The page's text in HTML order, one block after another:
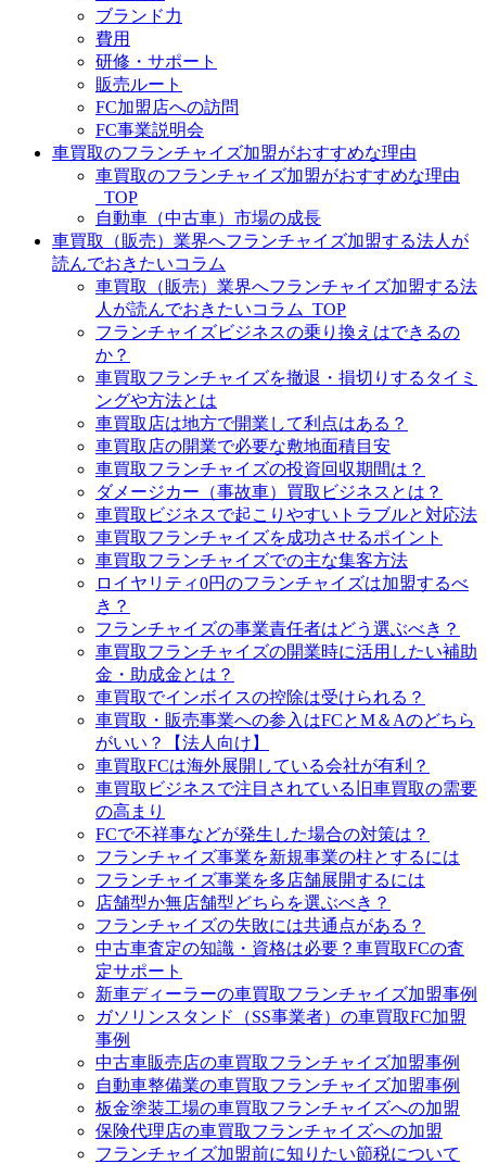
ブランド力
費用
研修・サポート
販売ルート
FC加盟店への訪問
FC事業説明会
車買取のフランチャイズ加盟がおすすめな理由
車買取のフランチャイズ加盟がおすすめな理由
_TOP
自動車（中古車）市場の成長
車買取（販売）業界へフランチャイズ加盟する法人が
読んでおきたいコラム
車買取（販売）業界へフランチャイズ加盟する法
人が読んでおきたいコラム_TOP
フランチャイズビジネスの乗り換えはできるの
か？
車買取フランチャイズを撤退・損切りするタイミ
ングや方法とは
車買取店は地方で開業して利点はある？
車買取店の開業で必要な敷地面積目安
車買取フランチャイズの投資回収期間は？
ダメージカー（事故車）買取ビジネスとは？
車買取ビジネスで起こりやすいトラブルと対応法
車買取フランチャイズを成功させるポイント
車買取フランチャイズでの主な集客方法
ロイヤリティ0円のフランチャイズは加盟するべ
き？
フランチャイズの事業責任者はどう選ぶべき？
車買取フランチャイズの開業時に活用したい補助
金・助成金とは？
車買取でインボイスの控除は受けられる？
車買取・販売事業への参入はFCとM＆Aのどちら
がいい？【法人向け】
車買取FCは海外展開している会社が有利？
車買取ビジネスで注目されている旧車買取の需要
の高まり
FCで不祥事などが発生した場合の対策は？
フランチャイズ事業を新規事業の柱とするには
フランチャイズ事業を多店舗展開するには
店舗型か無店舗型どちらを選ぶべき？
フランチャイズの失敗には共通点がある？
中古車査定の知識・資格は必要？車買取FCの査
定サポート
新車ディーラーの車買取フランチャイズ加盟事例
ガソリンスタンド（SS事業者）の車買取FC加盟
事例
中古車販売店の車買取フランチャイズ加盟事例
自動車整備業の車買取フランチャイズ加盟事例
板金塗装工場の車買取フランチャイズへの加盟
保険代理店の車買取フランチャイズへの加盟
フランチャイズ加盟前に知りたい節税について